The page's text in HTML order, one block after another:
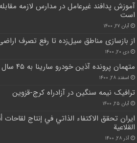
آموزش پدافند غیرعامل در مدارس لازمه
است
آبان ۲۷, ۱۴۰۰
از بازسازی مناطق سیل‌زده تا رفع تصرف
دی ۲۰, ۱۴۰۰
متهمان پرونده آذین خودرو سارینا به ۴۵ سال حبس محکوم شدند
اسفند ۲۸, ۱۴۰۰
ترافیک نیمه سنگین در آزادراه کرج-قزوین
آبان ۲۵, ۱۴۰۰
ایران تحقق الاكتفاء الذاتي في إنتاج لقاحات
القلاعية
آذر ۲۸, ۱۴۰۰